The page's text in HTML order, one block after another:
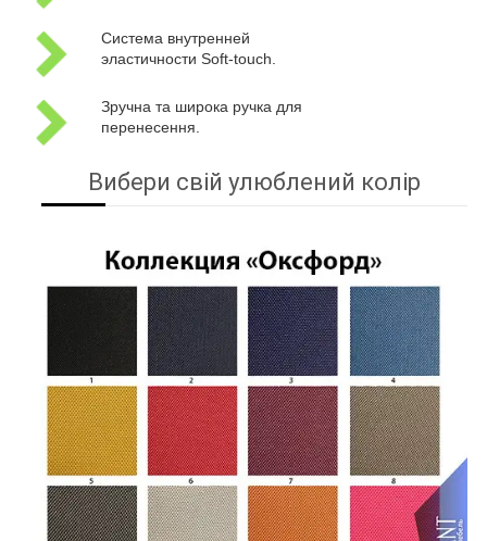
Система внутренней
эластичности Soft-touch.
Зручна та широка ручка для
перенесення.
Вибери свій улюблений колір